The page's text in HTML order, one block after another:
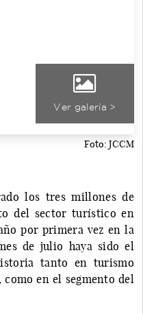
Ver galería >
Foto: JCCM
los tres millones de
del sector turístico en
por primera vez en la
de julio haya sido el
tanto en turismo
en el segmento del